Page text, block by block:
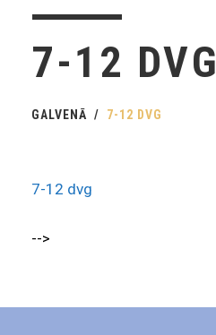
7-12 DVG
GALVENĀ 7-12 DVG
7-12 dvg
-->